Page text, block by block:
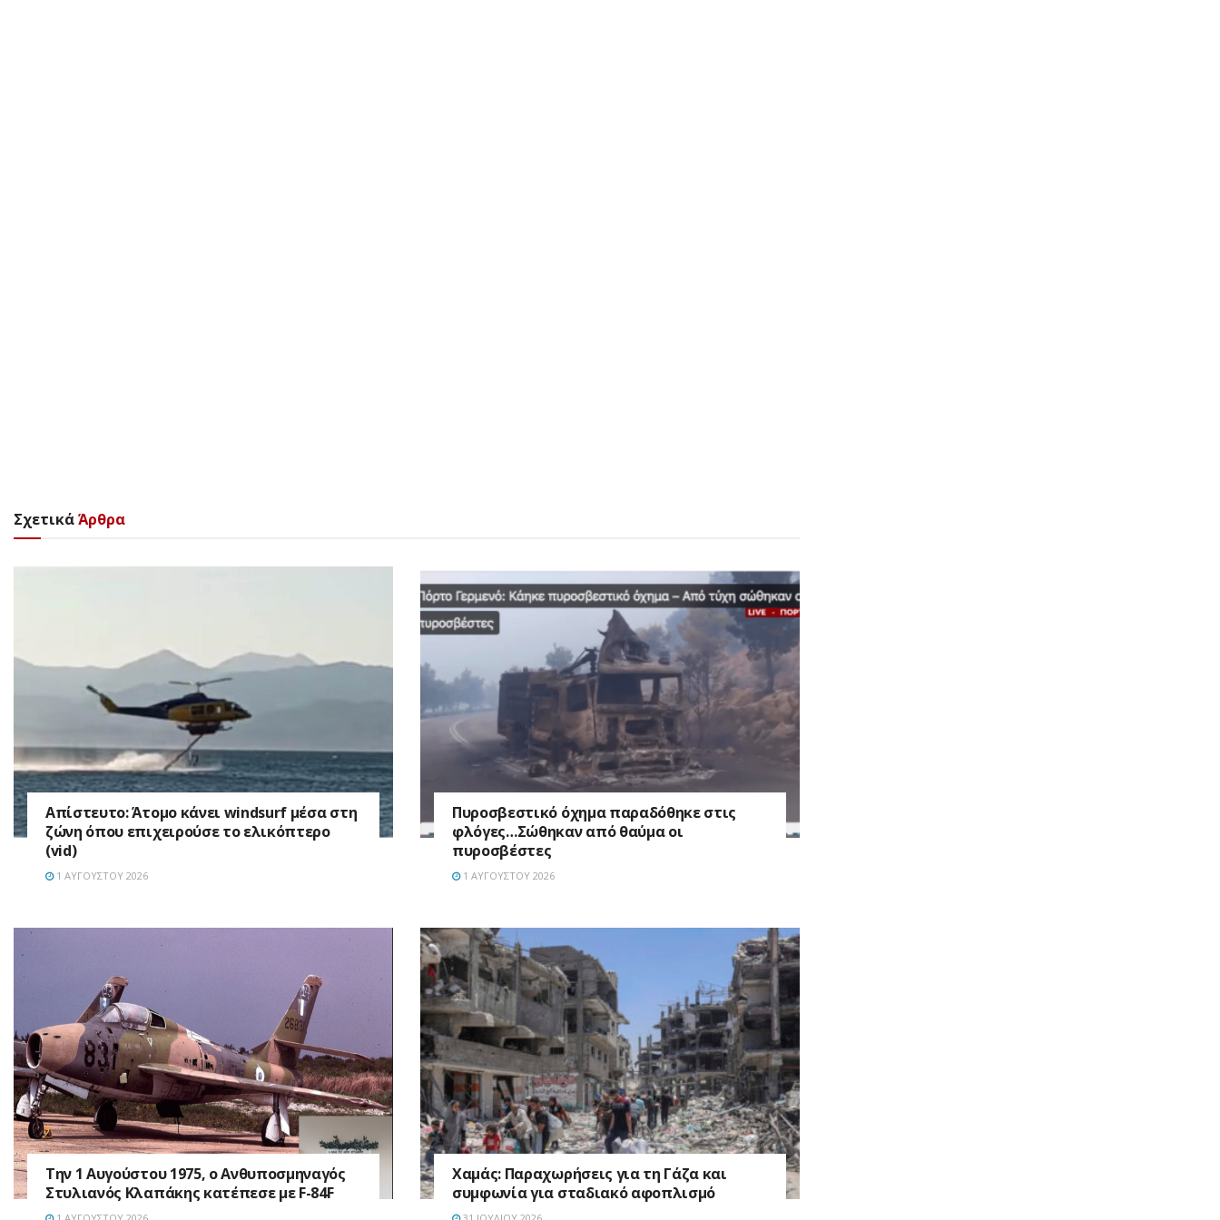
ΣχετικάΆρθρα
Απίστευτο: Άτομο κάνει windsurf μέσα στη
ζώνη όπου επιχειρούσε το ελικόπτερο
(vid)
1 ΑΥΓΟΎΣΤΟΥ 2026
Πυροσβεστικό όχημα παραδόθηκε στις
φλόγες…Σώθηκαν από θαύμα οι
πυροσβέστες
1 ΑΥΓΟΎΣΤΟΥ 2026
Την 1 Αυγούστου 1975, ο Ανθυποσμηναγός
Στυλιανός Κλαπάκης κατέπεσε με F-84F
Χαμάς: Παραχωρήσεις για τη Γάζα και
συμφωνία για σταδιακό αφοπλισμό